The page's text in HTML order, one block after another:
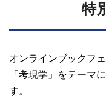
特
オンラインブックフ
「考現学」をテーマ
す。